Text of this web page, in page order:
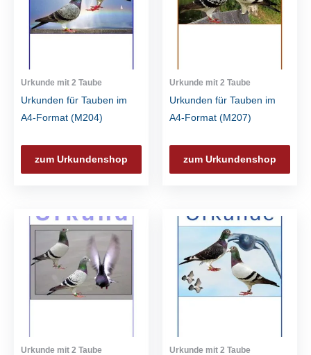
Urkunde mit 2 Taube
Urkunden für Tauben im
A4-Format (M204)
zum Urkundenshop
Urkunde mit 2 Taube
Urkunden für Tauben im
A4-Format (M207)
zum Urkundenshop
Urkunde mit 2 Taube Urkunde mit 2 Taube